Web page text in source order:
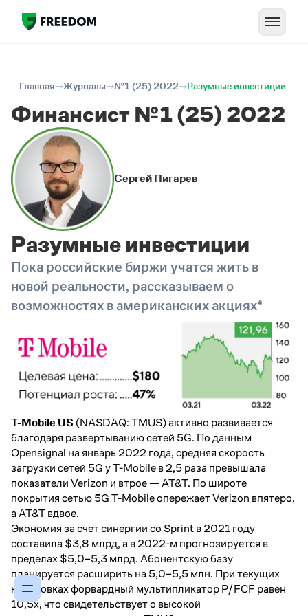
Главная Журналы №1 (25) 2022 Разумные инвестиции
Финансист №1 (25) 2022
Сергей Пигарев
Разумные инвестиции
Пока российские биржи учатся жить в
новой реальности, рассказываем о
возможностях в американских акциях*
T-Mobile US (NASDAQ: TMUS) активно развивается
благодаря развертыванию сетей 5G. По данным
Opensignal на январь 2022 года, средняя скорость
загрузки сетей 5G у T-Mobile в 2,5 раза превышала
показатели Verizon и втрое — AT&T. По широте
покрытия сетью 5G T-Mobile опережает Verizon впятеро,
а AT&T вдвое.
Экономия за счет синергии со Sprint в 2021 году
составила $3,8 млрд, а в 2022-м прогнозируется в
пределах $5,0–5,3 млрд. Абонентскую базу
планируется расширить на 5,0–5,5 млн. При текущих
котировках форвардный мультипликатор P/FCF равен
10,5x, что свидетельствует о высокой